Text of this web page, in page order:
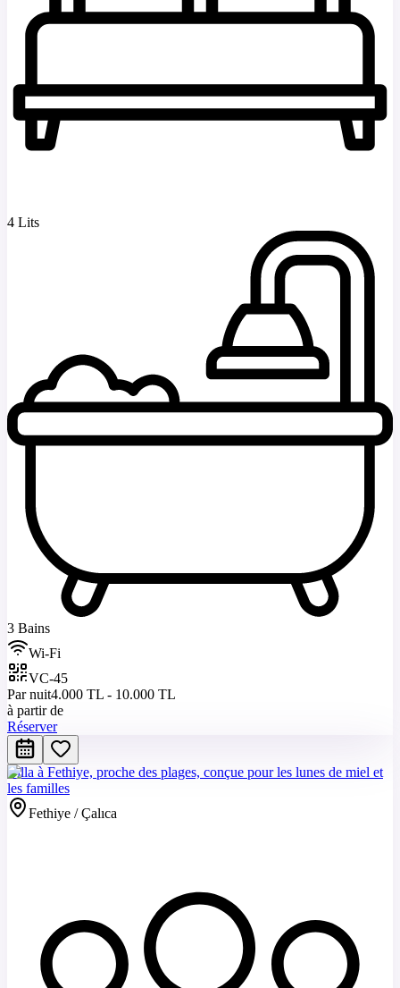
4 Lits
3 Bains
Wi-Fi
VC-45
Par nuit4.000 TL - 10.000 TL
à partir de
Réserver
Villa à Fethiye, proche des plages, conçue pour les lunes de miel et
les familles
Fethiye / Çalıca